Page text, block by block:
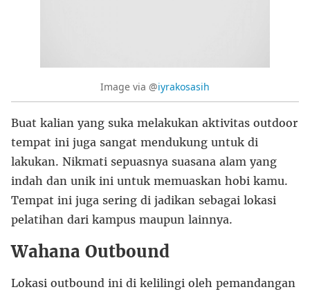
Image via @iyrakosasih
Buat kalian yang suka melakukan aktivitas outdoor
tempat ini juga sangat mendukung untuk di
lakukan. Nikmati sepuasnya suasana alam yang
indah dan unik ini untuk memuaskan hobi kamu.
Tempat ini juga sering di jadikan sebagai lokasi
pelatihan dari kampus maupun lainnya.
Wahana Outbound
Lokasi outbound ini di kelilingi oleh pemandangan